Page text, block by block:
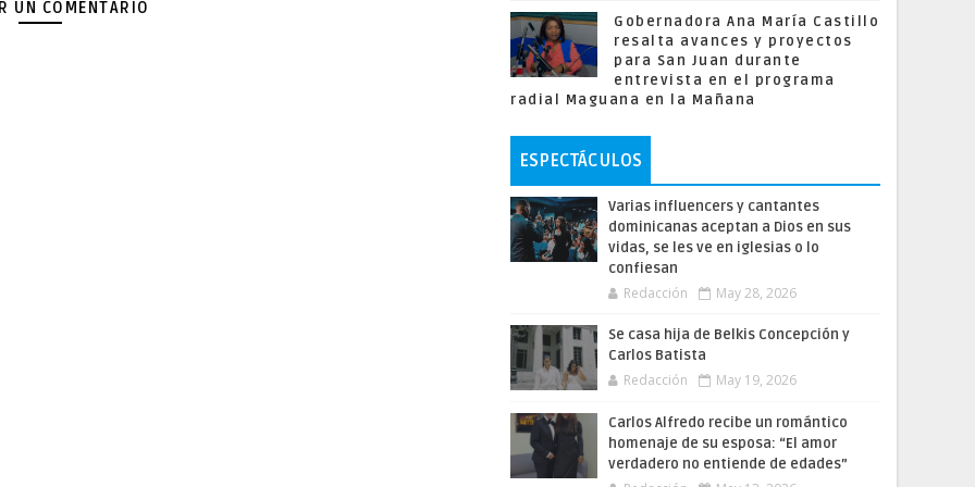
UN COMENTARIO
Gobernadora Ana María Castillo
resalta avances y proyectos
para San Juan durante
entrevista en el programa
radial Maguana en la Mañana
ESPECTÁCULOS
Varias influencers y cantantes
dominicanas aceptan a Dios en sus
vidas, se les ve en iglesias o lo
confiesan
Redacción May 28, 2026
Se casa hija de Belkis Concepción y
Carlos Batista
Redacción May 19, 2026
Carlos Alfredo recibe un romántico
homenaje de su esposa: “El amor
verdadero no entiende de edades”